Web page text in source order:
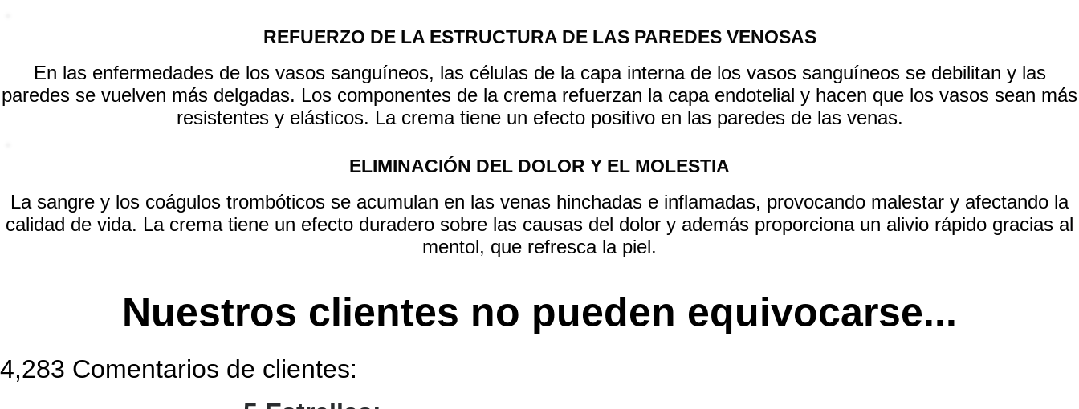
REFUERZO DE LA ESTRUCTURA DE LAS PAREDES VENOSAS
En las enfermedades de los vasos sanguíneos, las células de la capa interna de los vasos sanguíneos se debilitan y las
paredes se vuelven más delgadas. Los componentes de la crema refuerzan la capa endotelial y hacen que los vasos sean más
resistentes y elásticos. La crema tiene un efecto positivo en las paredes de las venas.
ELIMINACIÓN DEL DOLOR Y EL MOLESTIA
La sangre y los coágulos trombóticos se acumulan en las venas hinchadas e inflamadas, provocando malestar y afectando la
calidad de vida. La crema tiene un efecto duradero sobre las causas del dolor y además proporciona un alivio rápido gracias al
mentol, que refresca la piel.
Nuestros clientes no pueden equivocarse...
4,283 Comentarios de clientes: